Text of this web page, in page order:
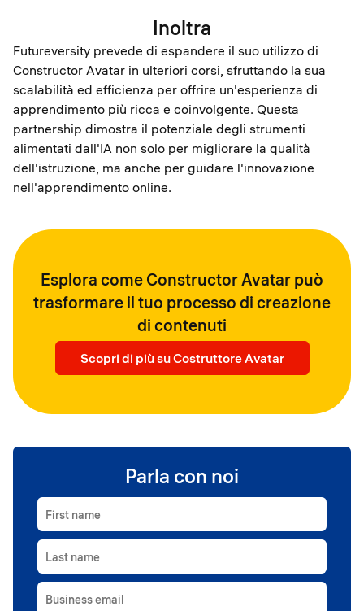
Inoltra
Futureversity prevede di espandere il suo utilizzo di
Constructor Avatar in ulteriori corsi, sfruttando la sua
scalabilità ed efficienza per offrire un'esperienza di
apprendimento più ricca e coinvolgente. Questa
partnership dimostra il potenziale degli strumenti
alimentati dall'IA non solo per migliorare la qualità
dell'istruzione, ma anche per guidare l'innovazione
nell'apprendimento online.
Esplora come Constructor Avatar può
trasformare il tuo processo di creazione
di contenuti
Scopri di più su Costruttore Avatar
Parla con noi
First name
Last name
Business email